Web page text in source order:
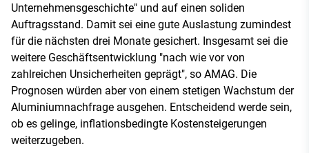
Unternehmensgeschichte" und auf einen soliden
Auftragsstand. Damit sei eine gute Auslastung zumindest
für die nächsten drei Monate gesichert. Insgesamt sei die
weitere Geschäftsentwicklung "nach wie vor von
zahlreichen Unsicherheiten geprägt", so AMAG. Die
Prognosen würden aber von einem stetigen Wachstum der
Aluminiumnachfrage ausgehen. Entscheidend werde sein,
ob es gelinge, inflationsbedingte Kostensteigerungen
weiterzugeben.